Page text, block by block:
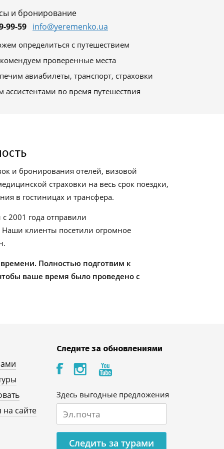
и бронирование
99-59 info@yeremenko.ua
определиться с путешествием
проверенные места
авиабилеты, транспорт, страховки
ассистентами во время путешествия
и бронирования отелей, визовой
страховки на весь срок поездки,
в гостиницах и трансфера.
2001 года отправили
клиенты посетили огромное
Полностью подготвим к
ваше время было проведено с
на сайте
Следите за обновлениями
Здесь выгодные предложения
Следить за турами